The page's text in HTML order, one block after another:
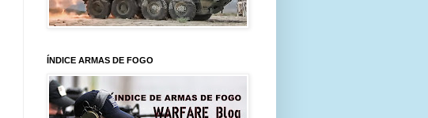
ÍNDICE ARMAS DE FOGO